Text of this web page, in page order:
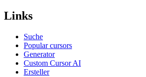
Links
Suche
Popular cursors
Generator
Custom Cursor AI
Ersteller